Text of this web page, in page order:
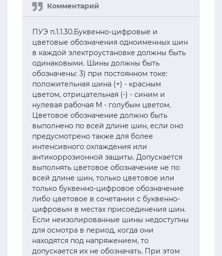
ПУЭ п.1.1.30.Буквенно-цифровые и
цветовые обозначения одноименных шин
в каждой электроустановке должны быть
одинаковыми. Шины должны быть
обозначены: 3) при постоянном токе:
положительная шина (+) - красным
цветом, отрицательная (-) - синим и
нулевая рабочая M - голубым цветом.
Цветовое обозначение должно быть
выполнено по всей длине шин, если оно
предусмотрено также для более
интенсивного охлаждения или
антикоррозионной защиты. Допускается
выполнять цветовое обозначение не по
всей длине шин, только цветовое или
только буквенно-цифровое обозначение
либо цветовое в сочетании с буквенно-
цифровым в местах присоединения шин.
Если неизолированные шины недоступны
для осмотра в период, когда они
находятся под напряжением, то
допускается их не обозначать. При этом